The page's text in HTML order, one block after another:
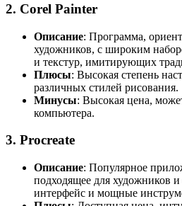
2. Corel Painter
Описание: Программа,
художников, с широким
и текстур, имитирующих
Плюсы: Высокая степень
различных стилей рисования.
Минусы: Высокая цена,
компьютера.
3. Procreate
Описание: Популярное
подходящее для художников
интерфейс и мощные